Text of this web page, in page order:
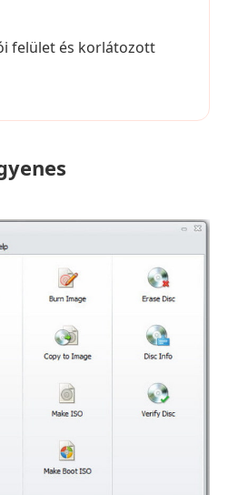
felület és korlátozott